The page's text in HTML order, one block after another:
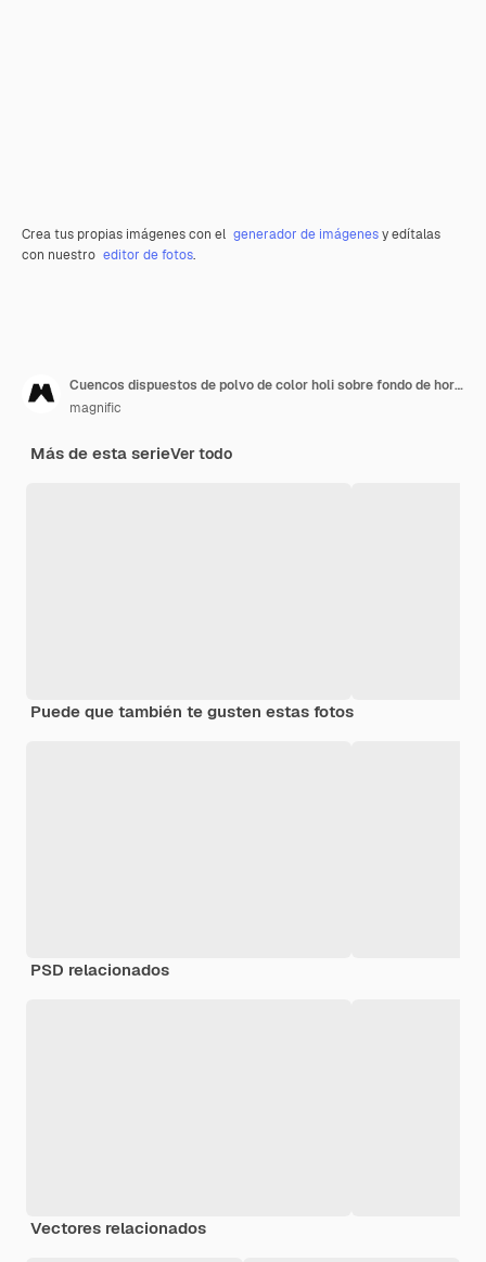
Crea tus propias imágenes con el generador de imágenesy edítalas
con nuestro editor de fotos.
Cuencos dispuestos de polvo de color holi sobre fondo de hormigón
magnific
Más de esta serieVer todo
Puede que también te gusten estas fotos
PSD relacionados
Vectores relacionados